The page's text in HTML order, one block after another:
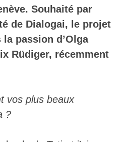
Souhaité par
de Dialogai, le projet
passion d’Olga
Rüdiger, récemment
vos plus beaux
?